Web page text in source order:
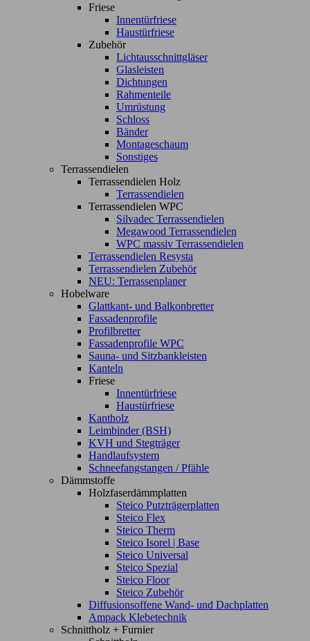
Friese
Innentürfriese
Haustürfriese
Zubehör
Lichtausschnittgläser
Glasleisten
Dichtungen
Rahmenteile
Umrüstung
Schloss
Bänder
Montageschaum
Sonstiges
Terrassendielen
Terrassendielen Holz
Terrassendielen
Terrassendielen WPC
Silvadec Terrassendielen
Megawood Terrassendielen
WPC massiv Terrassendielen
Terrassendielen Resysta
Terrassendielen Zubehör
NEU: Terrassenplaner
Hobelware
Glattkant- und Balkonbretter
Fassadenprofile
Profilbretter
Fassadenprofile WPC
Sauna- und Sitzbankleisten
Kanteln
Friese
Innentürfriese
Haustürfriese
Kantholz
Leimbinder (BSH)
KVH und Stegträger
Handlaufsystem
Schneefangstangen / Pfähle
Dämmstoffe
Holzfaserdämmplatten
Steico Putzträgerplatten
Steico Flex
Steico Therm
Steico Isorel | Base
Steico Universal
Steico Spezial
Steico Floor
Steico Zubehör
Diffusionsoffene Wand- und Dachplatten
Ampack Klebetechnik
Schnittholz + Furnier